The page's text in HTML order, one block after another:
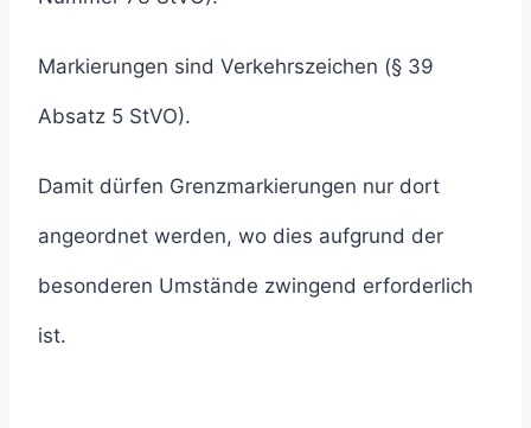
Markierungen sind Verkehrszeichen (§ 39
Absatz 5 StVO).
Damit dürfen Grenzmarkierungen nur dort
angeordnet werden, wo dies aufgrund der
besonderen Umstände zwingend erforderlich
ist.